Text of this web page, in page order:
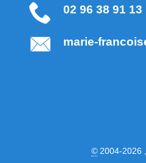
02 96 38 91 13
marie-
©2004-2026